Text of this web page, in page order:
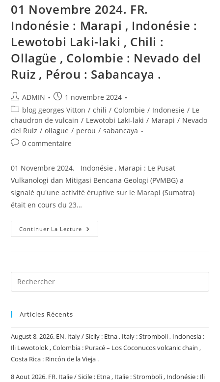
01 Novembre 2024. FR.
Indonésie : Marapi , Indonésie :
Lewotobi Laki-laki , Chili :
Ollagüe , Colombie : Nevado del
Ruiz , Pérou : Sabancaya .
Auteur/autrice
de
la
publication :
ADMIN
Publication
publiée :
1 novembre 2024
Post
category:
blog georges Vitton / chili / Colombie / Indonesie / Le
chaudron de vulcain / Lewotobi Laki-laki / Marapi / Nevado
del Ruiz / ollague / perou / sabancaya
Commentaires
publication :
0 commentaire
01 Novembre 2024. Indonésie , Marapi : Le Pusat
Vulkanologi dan Mitigasi Bencana Geologi (PVMBG) a
signalé qu'une activité éruptive sur le Marapi (Sumatra)
était en cours du 23…
Continuer La Lecture 01
Novembre
Marapi
:
Ollagüe
,
Colombie
:
Del
Articles Récents
August 8, 2026. EN. Italy / Sicily : Etna , Italy : Stromboli , Indonesia :
Ili Lewotolok , Colombia : Puracé – Los Coconucos volcanic chain ,
Costa Rica : Rincón de la Vieja .
8 Aout 2026. FR. Italie / Sicile : Etna , Italie : Stromboli , Indonésie : Ili